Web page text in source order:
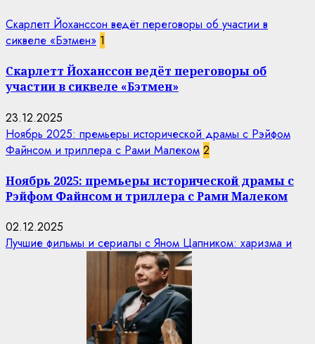
Скарлетт Йоханссон ведёт переговоры об участии в
сиквеле «Бэтмен» 1
Скарлетт Йоханссон ведёт переговоры об
участии в сиквеле «Бэтмен»
23.12.2025
Ноябрь 2025: премьеры исторической драмы с Рэйфом
Файнсом и триллера с Рами Малеком 2
Ноябрь 2025: премьеры исторической драмы с
Рэйфом Файнсом и триллера с Рами Малеком
02.12.2025
Лучшие фильмы и сериалы с Яном Цапником: харизма и